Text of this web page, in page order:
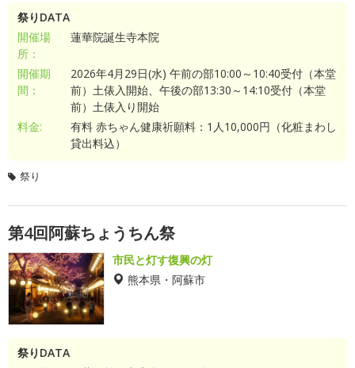
祭りDATA
開催場
所：
蓮華院誕生寺本院
開催期
間：
2026年4月29日(水) 午前の部10:00～10:40受付（本堂
前）土俵入開始、午後の部13:30～14:10受付（本堂
前）土俵入り開始
料金:
有料 赤ちゃん健康祈願料：1人10,000円（化粧まわし
貸出料込）
祭り
第4回阿蘇ちょうちん祭
市民と灯す復興の灯
熊本県・阿蘇市
祭りDATA